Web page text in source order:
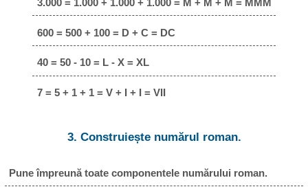
3.000 = 1.000 + 1.000 + 1.000 = M + M + M = MMM
600 = 500 + 100 = D + C = DC
40 = 50 - 10 = L - X = XL
7 = 5 + 1 + 1 = V + I + I = VII
3. Construiește numărul roman.
Pune împreună toate componentele numărului roman.